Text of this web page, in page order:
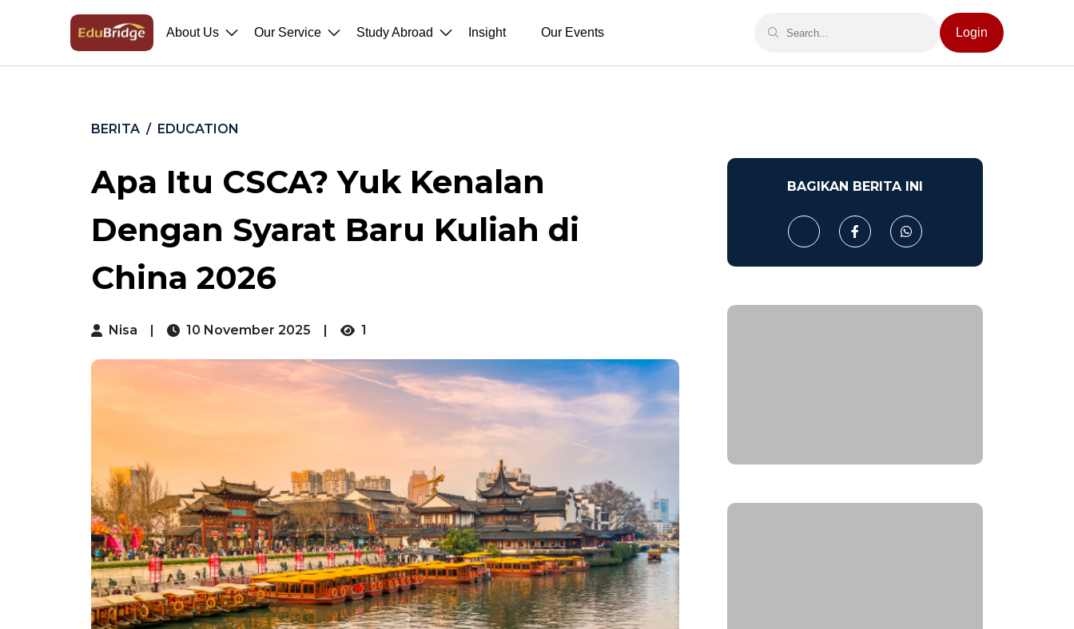
About Us Our Service Study Abroad Insight Our Events Login
BERITA EDUCATION
Apa Itu CSCA? Yuk Kenalan
Dengan Syarat Baru Kuliah di
China 2026
Nisa | 10 November 2025 | 1
BAGIKAN BERITA INI